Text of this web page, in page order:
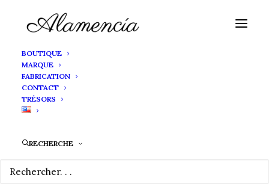
BOUTIQUE
MARQUE
FABRICATION
CONTACT
TRÉSORS
RECHERCHE